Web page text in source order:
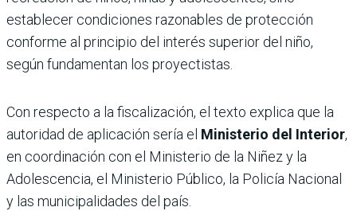
establecer condiciones razonables de protección
conforme al principio del interés superior del niño,
según fundamentan los proyectistas.
Con respecto a la fiscalización, el texto explica que la
autoridad de aplicación sería el Ministerio del Interior,
en coordinación con el Ministerio de la Niñez y la
Adolescencia, el Ministerio Público, la Policía Nacional
y las municipalidades del país.